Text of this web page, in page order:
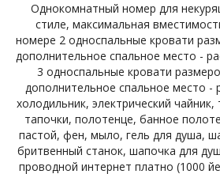
Однокомнатный номер для
стиле, максимальная
номере 2 односпальные кровати
дополнительное спальное место -
3 односпальные кровати
дополнительное спальное место -
холодильник, электрический
тапочки, полотенце, банное
пастой, фен, мыло, гель для душа,
бритвенный станок, шапочка для
проводной интернет платно (1000